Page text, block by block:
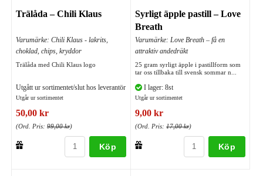
Trälåda – Chili Klaus
Varumärke: Chili Klaus - lakrits,
choklad, chips, kryddor
Trälåda med Chili Klaus logo
Utgått ur sortimentet/slut hos leverantör
Utgår ur sortimentet
50,00 kr
(Ord. Pris: 99,00 kr)
Köp
Syrligt äpple pastill – Love
Breath
Varumärke: Love Breath – få en
attraktiv andedräkt
25 gram syrligt äpple i pastillform som
tar oss tillbaka till svensk sommar n...
I lager: 8st
Utgår ur sortimentet
9,00 kr
(Ord. Pris: 17,00 kr)
Köp